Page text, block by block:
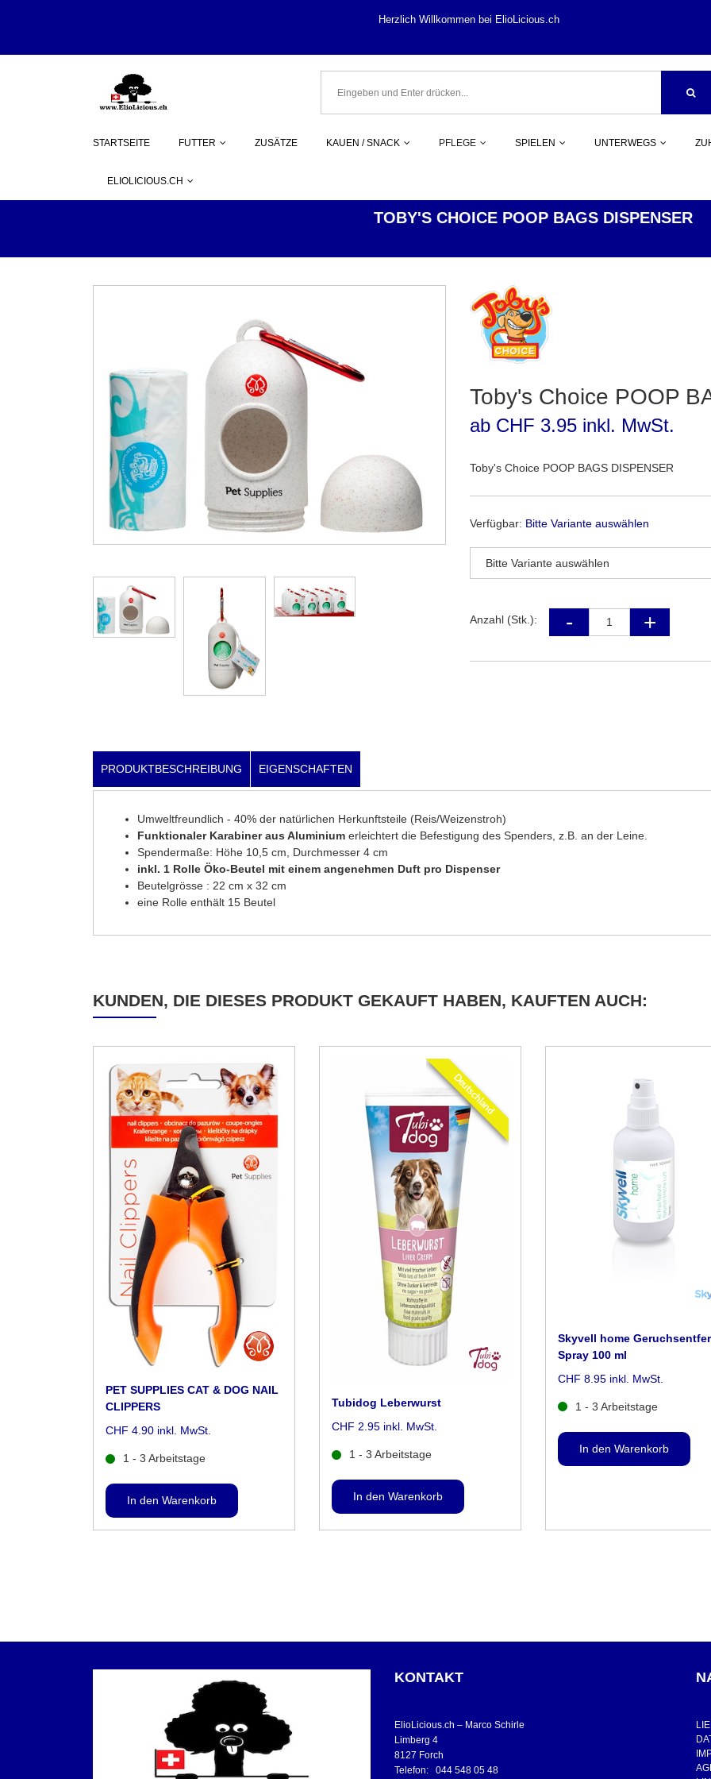
Herzlich Willkommen bei
STARTSEITE FUTTER ZUSÄTZE KAUEN / SNACK PFLEGE SPIELEN UNTERWEGS
ELIOLICIOUS.CH
TOBY'S CHOICE POOP BAGS DISPENSER
Toby's Choice POOP
ab CHF 3.95 inkl. MwSt.
Toby's Choice POOP BAGS DISPENSER
Verfügbar: Bitte Variante auswählen
Anzahl (Stk.):
PRODUKTBESCHREIBUNG EIGENSCHAFTEN
Umweltfreundlich - 40% der natürlichen Herkunftsteile (Reis/Weizenstroh)
Funktionaler Karabiner aus Aluminium erleichtert die Befestigung des Spenders, z.B. an der Leine.
Spendermaße: Höhe 10,5 cm, Durchmesser 4 cm
inkl. 1 Rolle Öko-Beutel mit einem angenehmen Duft pro Dispenser
Beutelgrösse : 22 cm x 32 cm
eine Rolle enthält 15 Beutel
KUNDEN, DIE DIESES PRODUKT GEKAUFT HABEN, KAUFTEN AUCH:
PET SUPPLIES CAT & DOG NAIL
CLIPPERS
CHF 4.90 inkl. MwSt.
1 - 3 Arbeitstage
Deutschland
Tubidog Leberwurst
CHF 2.95 inkl. MwSt.
1 - 3 Arbeitstage
Skyvell home
Spray 100 ml
CHF 8.95 inkl. MwSt.
1 - 3 Arbeitstage
KONTAKT
ElioLicious.ch – Marco Schirle
Limberg 4
8127 Forch
Telefon: 044 548 05 48